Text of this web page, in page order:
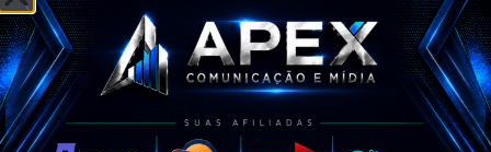
Maceió lidera Nordeste e ocupa 4º lugar no Brasil
em vendas para turistas estrangeiros